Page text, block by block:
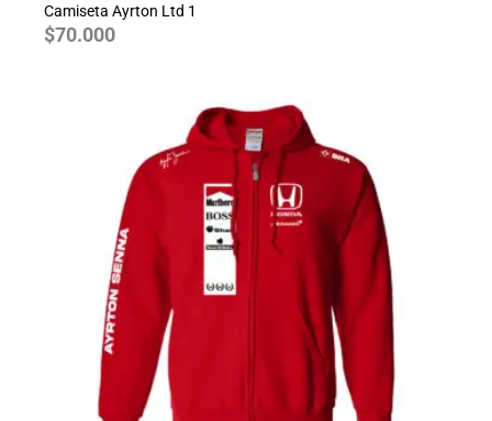
Camiseta Ayrton Ltd 1
$70.000